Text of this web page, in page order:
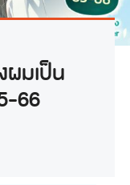
มเป็น
66